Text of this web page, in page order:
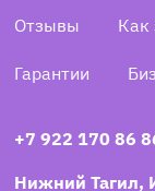
Отзывы Как
Гарантии
+7 922 170 86
Нижний Тагил,